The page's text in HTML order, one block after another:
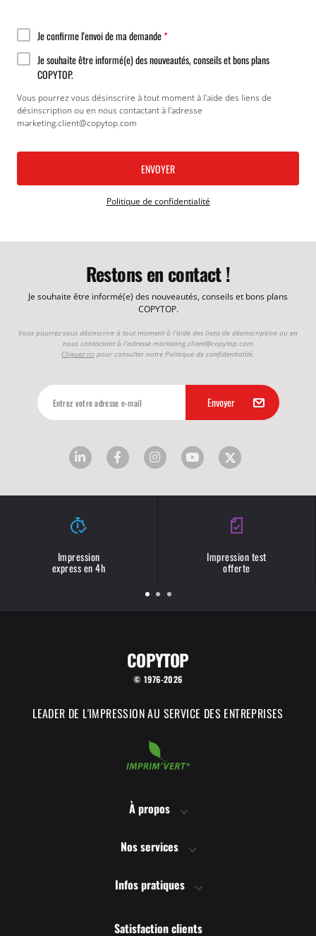
Je confirme l'envoi de ma demande*
Je souhaite être informé(e) des nouveautés, conseils et bons plans
COPYTOP.
Vous pourrez vous désinscrire à tout moment à l'aide des liens de
désinscription ou en nous contactant à l'adresse
marketing.client@copytop.com
Politique de confidentialité
Restons en contact !
Je souhaite être informé(e) des nouveautés, conseils et bons plans
COPYTOP.
Vous pourrez vous désinscrire à tout moment à l'aide des liens de désinscription ou en
nous contactant à l'adresse marketing.client@copytop.com
Cliquez ici pour consulter notre Politique de confidentialité.
Impression
express en 4h
Impression test
offerte
COPYTOP
© 1976-2026
LEADER DE L'IMPRESSION AU SERVICE DES ENTREPRISES
À propos
Nos services
Infos pratiques
Satisfaction clients